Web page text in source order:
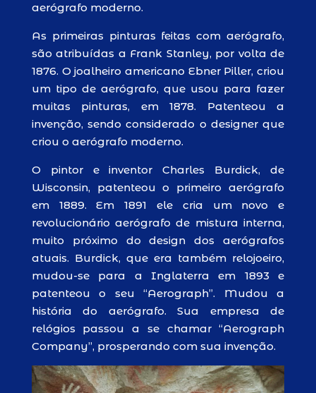
aerógrafo moderno.
As primeiras pinturas feitas com aerógrafo,
são atribuídas a Frank Stanley, por volta de
1876. O joalheiro americano Ebner Piller, criou
um tipo de aerógrafo, que usou para fazer
muitas pinturas, em 1878. Patenteou a
invenção, sendo considerado o designer que
criou o aerógrafo moderno.
O pintor e inventor Charles Burdick, de
Wisconsin, patenteou o primeiro aerógrafo
em 1889. Em 1891 ele cria um novo e
revolucionário aerógrafo de mistura interna,
muito próximo do design dos aerógrafos
atuais. Burdick, que era também relojoeiro,
mudou-se para a Inglaterra em 1893 e
patenteou o seu “Aerograph”. Mudou a
história do aerógrafo. Sua empresa de
relógios passou a se chamar “Aerograph
Company”, prosperando com sua invenção.